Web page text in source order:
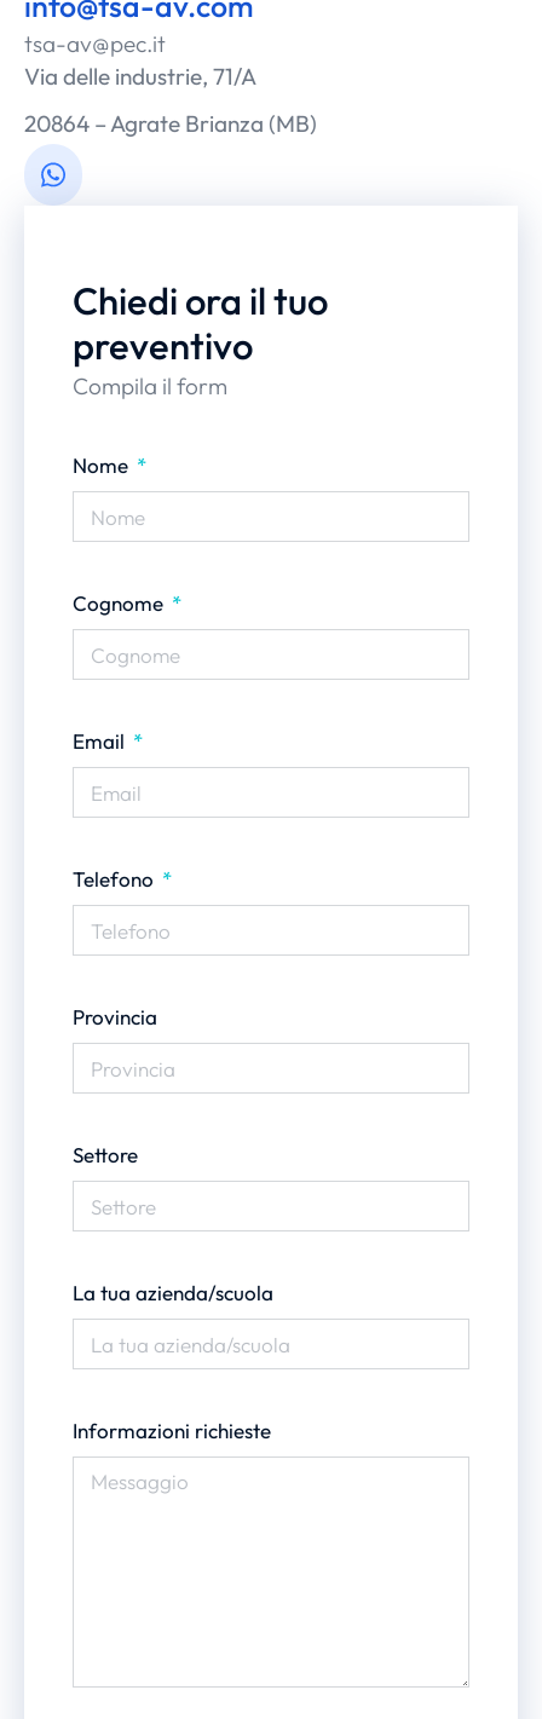
tsa-av@pec.it
Via delle industrie, 71/A
20864 – Agrate Brianza (MB)
Chiedi ora il tuo
preventivo
Compila il form
Nome
Cognome
Email
Telefono
Provincia
Settore
La tua azienda/scuola
Informazioni richieste